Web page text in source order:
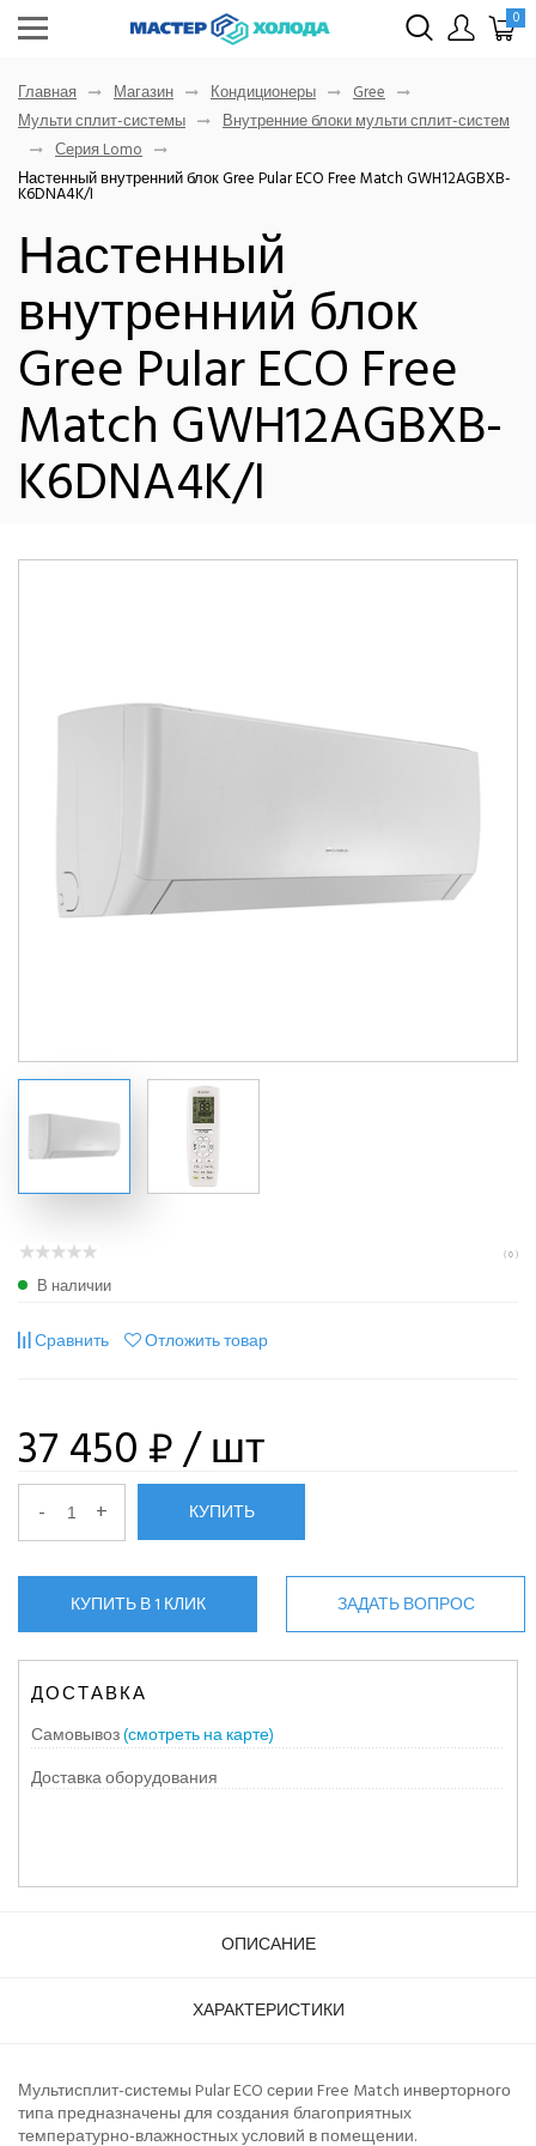
0
Главная Магазин Кондиционеры
Gree
Мульти сплит-системы
Внутренние блоки мульти сплит-систем
Серия Lomo
Настенный внутренний блок Gree Pular ECO Free Match GWH12AGBXB-
K6DNA4K/I
Настенный
внутренний блок
Gree Pular ECO Free
Match GWH12AGBXB-
K6DNA4K/I
( 0 )
В наличии
Сравнить Отложить товар
37 450 ₽/ шт
- + КУПИТЬ
КУПИТЬ В 1 КЛИК ЗАДАТЬ ВОПРОС
ДОСТАВКА
Самовывоз(смотреть на карте)
Доставка оборудования
ОПИСАНИЕ
ХАРАКТЕРИСТИКИ
Мультисплит-системы Pular ECO серии Free Match инверторного
типа предназначены для создания благоприятных
температурно-влажностных условий в помещении.